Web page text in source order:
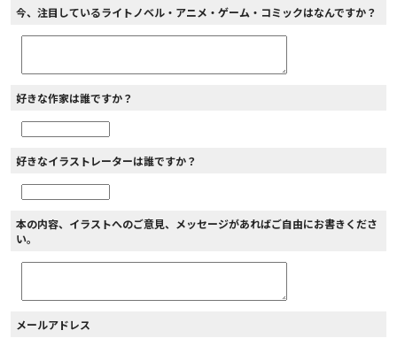
今、注目しているライトノベル・アニメ・ゲーム・コミックはなんですか？
好きな作家は誰ですか？
好きなイラストレーターは誰ですか？
本の内容、イラストへのご意見、メッセージがあればご自由にお書きくださ
い。
メールアドレス